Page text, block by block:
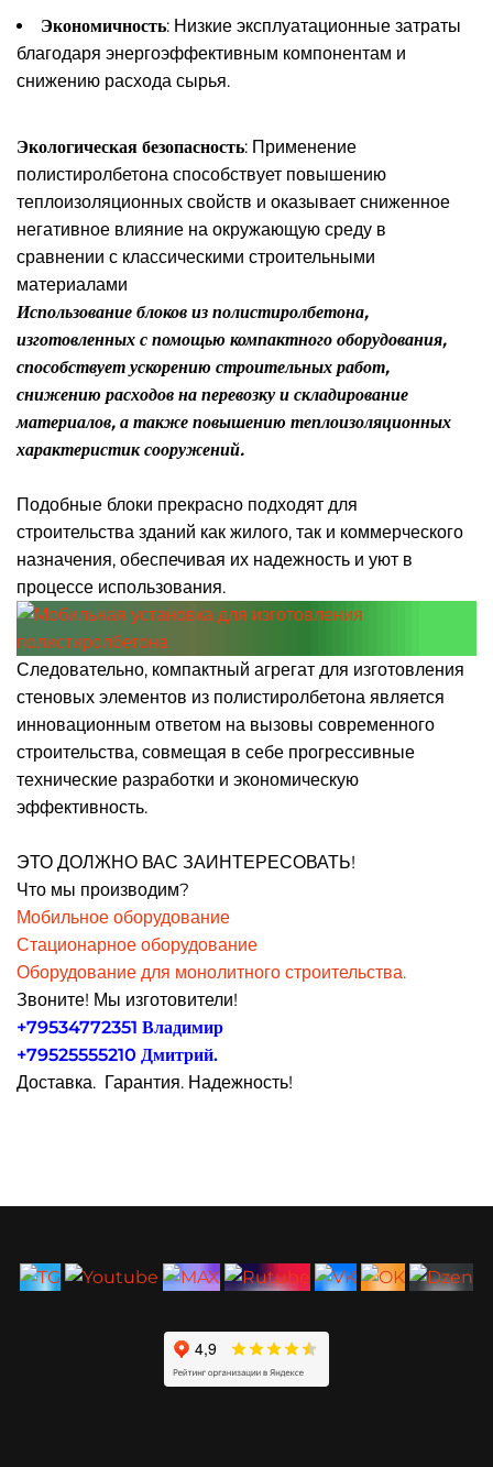
Экономичность: Низкие эксплуатационные затраты
благодаря энергоэффективным компонентам и
снижению расхода сырья.
Экологическая безопасность: Применение
полистиролбетона способствует повышению
теплоизоляционных свойств и оказывает сниженное
негативное влияние на окружающую среду в
сравнении с классическими строительными
материалами
Использование блоков из полистиролбетона,
изготовленных с помощью компактного оборудования,
способствует ускорению строительных работ,
снижению расходов на перевозку и складирование
материалов, а также повышению теплоизоляционных
характеристик сооружений.
Подобные блоки прекрасно подходят для
строительства зданий как жилого, так и коммерческого
назначения, обеспечивая их надежность и уют в
процессе использования.
Следовательно, компактный агрегат для изготовления
стеновых элементов из полистиролбетона является
инновационным ответом на вызовы современного
строительства, совмещая в себе прогрессивные
технические разработки и экономическую
эффективность.
ЭТО ДОЛЖНО ВАС ЗАИНТЕРЕСОВАТЬ!
Что мы производим?
Мобильное оборудование
Стационарное оборудование
Оборудование для монолитного строительства.
Звоните! Мы изготовители!
+79534772351 Владимир
+79525555210 Дмитрий.
Доставка. Гарантия. Надежность!